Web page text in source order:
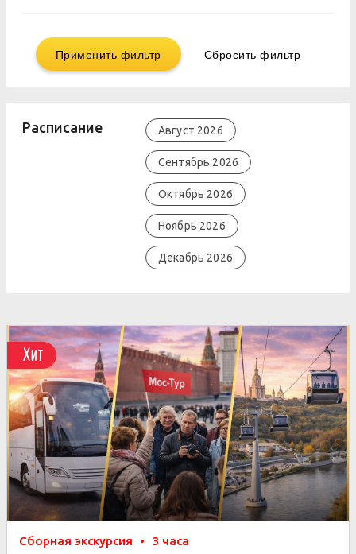
Применить фильтр Сбросить фильтр
Расписание Август 2026
Сентябрь 2026
Октябрь 2026
Ноябрь 2026
Декабрь 2026
Хит
Сборная экскурсия • 3 часа